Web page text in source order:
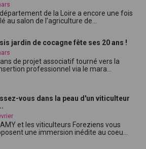
département de la Loire a encore une fois
au salon de l'agriculture de...
jardin de cocagne fête ses 20 ans !
de projet associatif tourné vers la
professionnel via le mara...
vous dans la peau d'un viticulteur
et les viticulteurs Foreziens vous
une immersion inédite au coeu...